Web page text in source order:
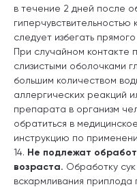
в течение 2 дней после
следует избегать
При случайном контакте
слизистыми оболочками
большим количеством
аллергических реакций
препарата в организм
обратиться в
инструкцию по
14. Не подлежат
возраста. Обработку
вскармливания